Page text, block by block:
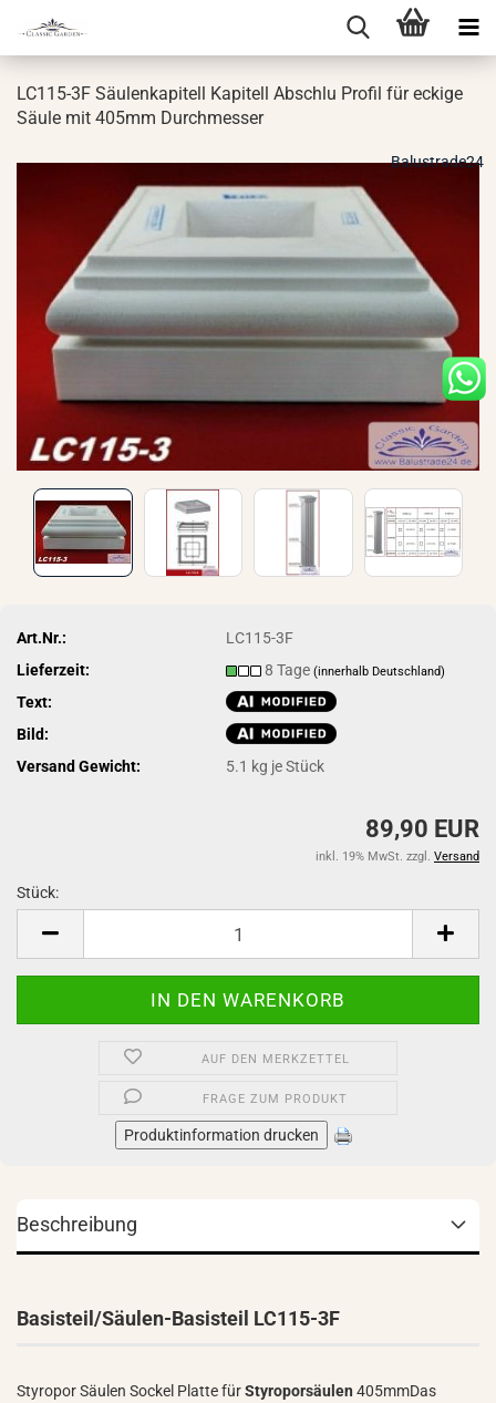
LC115-​3F Säu­len­ka­pi­tell Ka­pi­tell Ab­schlu Pro­fil für ecki­ge
Säule mit 405mm Durch­mes­ser
Balustrade24
Art.Nr.:
LC115-3F
Lieferzeit:
8 Tage(innerhalb Deutschland)
Text:
Bild:
Versand Gewicht:
5.1 kg je Stück
89,90 EUR
inkl. 19% MwSt. zzgl. Versand
Stück:
AUF DEN MERKZETTEL
FRAGE ZUM PRODUKT
Produktinformation drucken
Beschreibung
Basisteil/Säulen-Basisteil LC115-3F
Styropor Säulen Sockel Platte fürStyroporsäulen 405mmDas